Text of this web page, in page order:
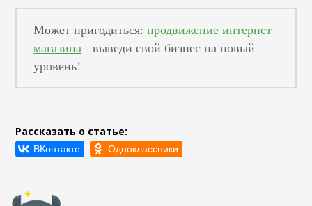
Может пригодиться:продвижение интернет
магазина - выведи свой бизнес на новый
уровень!
Рассказать о статье: